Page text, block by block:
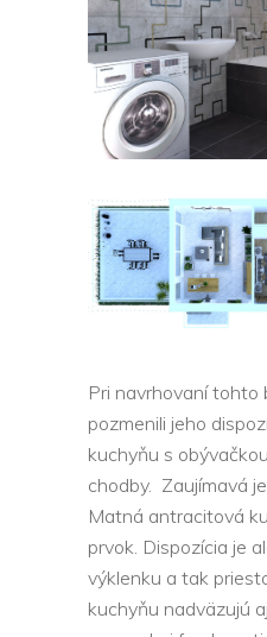
Pri navrhovaní tohto
pozmenili jeho
kuchyňu s
chodby. Zaujímavá
Matná antracitová
prvok. Dispozícia je
výklenku a tak
kuchyňu nadväzujú